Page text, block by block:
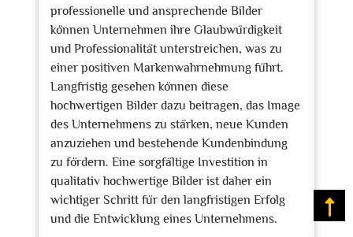
professionelle und ansprechende Bilder
können Unternehmen ihre Glaubwürdigkeit
und Professionalität unterstreichen, was zu
einer positiven Markenwahrnehmung führt.
Langfristig gesehen können diese
hochwertigen Bilder dazu beitragen, das Image
des Unternehmens zu stärken, neue Kunden
anzuziehen und bestehende Kundenbindung
zu fördern. Eine sorgfältige Investition in
qualitativ hochwertige Bilder ist daher ein
wichtiger Schritt für den langfristigen Erfolg
und die Entwicklung eines Unternehmens.